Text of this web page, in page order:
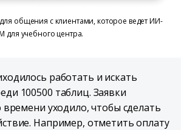
общения с клиентами, которое ведет ИИ-
для учебного центра.
работать и искать
100500 таблиц. Заявки
времени уходило, чтобы сделать
Например, отметить оплату